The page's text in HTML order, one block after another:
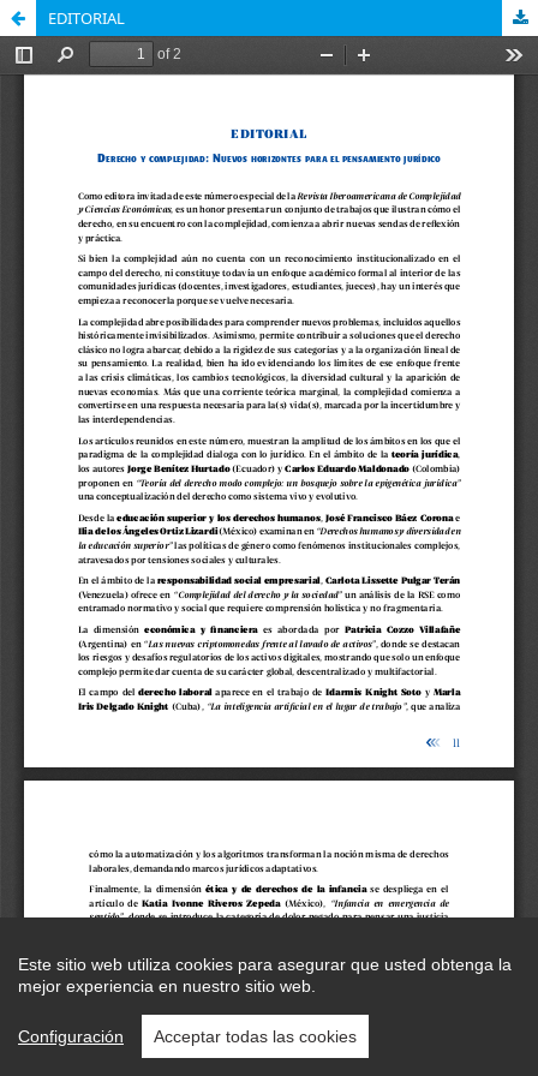
EDITORIAL
Este sitio web utiliza cookies para asegurar que usted obtenga la
mejor experiencia en nuestro sitio web.
Configuración Acceptar todas las cookies